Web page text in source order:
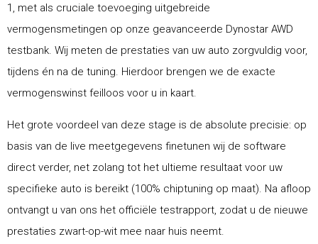
1, met als cruciale toevoeging uitgebreide
vermogensmetingen op onze geavanceerde Dynostar AWD
testbank. Wij meten de prestaties van uw auto zorgvuldig voor,
tijdens én na de tuning. Hierdoor brengen we de exacte
vermogenswinst feilloos voor u in kaart.
Het grote voordeel van deze stage is de absolute precisie: op
basis van de live meetgegevens finetunen wij de software
direct verder, net zolang tot het ultieme resultaat voor uw
specifieke auto is bereikt (100% chiptuning op maat). Na afloop
ontvangt u van ons het officiële testrapport, zodat u de nieuwe
prestaties zwart-op-wit mee naar huis neemt.